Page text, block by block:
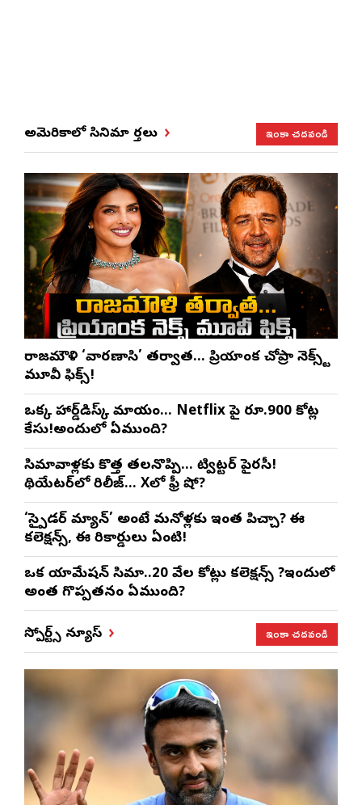
అమెరికాలో సినిమా వార్తలు ఇంకా చదవండి
రాజమౌళి ‘వారణాసి’ తర్వాత… ప్రియాంక చోప్రా నెక్స్ట్
మూవీ ఫిక్స్!
ఒక్క హార్డ్‌డిస్క్ మాయం… Netflix పై రూ.900 కోట్ల
కేసు!అందులో ఏముంది?
సినిమావాళ్లకు కొత్త తలనొప్పి… ట్విట్టర్ పైరసీ!
థియేటర్‌లో రిలీజ్… Xలో ఫ్రీ షో?
‘స్పైడర్ మ్యాన్’ అంటే మనోళ్లకు ఇంత పిచ్చా? ఈ
కలెక్షన్స్, ఈ రికార్డులు ఏంటి!
ఒక యానిమేషన్ సినిమా..20 వేల కోట్లు కలెక్షన్స్ ?ఇందులో
అంత గొప్పతనం ఏముంది?
స్పోర్ట్స్ న్యూస్ ఇంకా చదవండి